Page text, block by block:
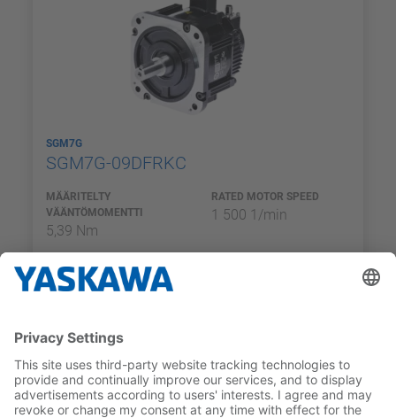
SGM7G
SGM7G-09DFRKC
MÄÄRITELTY
VÄÄNTÖMOMENTTI
5,39 Nm
RATED MOTOR SPEED
1 500 1/min